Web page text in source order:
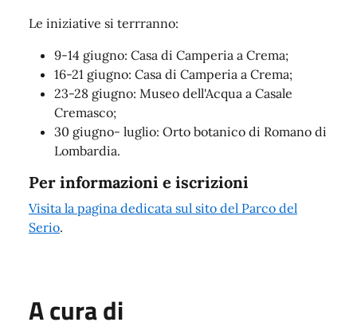
Le iniziative si terrranno:
9-14 giugno: Casa di Camperia a Crema;
16-21 giugno: Casa di Camperia a Crema;
23-28 giugno: Museo dell'Acqua a Casale
Cremasco;
30 giugno- luglio: Orto botanico di Romano di
Lombardia.
Per informazioni e iscrizioni
Visita la pagina dedicata sul sito del Parco del
Serio.
A cura di